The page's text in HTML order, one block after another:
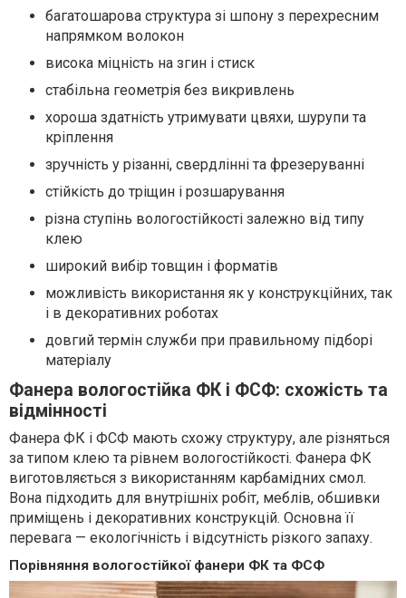
багатошарова структура зі шпону з перехресним
напрямком волокон
висока міцність на згин і стиск
стабільна геометрія без викривлень
хороша здатність утримувати цвяхи, шурупи та
кріплення
зручність у різанні, свердлінні та фрезеруванні
стійкість до тріщин і розшарування
різна ступінь вологостійкості залежно від типу
клею
широкий вибір товщин і форматів
можливість використання як у конструкційних, так
і в декоративних роботах
довгий термін служби при правильному підборі
матеріалу
Фанера вологостійка ФК і ФСФ: схожість та
відмінності
Фанера ФК і ФСФ мають схожу структуру, але різняться
за типом клею та рівнем вологостійкості. Фанера ФК
виготовляється з використанням карбамідних смол.
Вона підходить для внутрішніх робіт, меблів, обшивки
приміщень і декоративних конструкцій. Основна її
перевага — екологічність і відсутність різкого запаху.
Порівняння вологостійкої фанери ФК та ФСФ